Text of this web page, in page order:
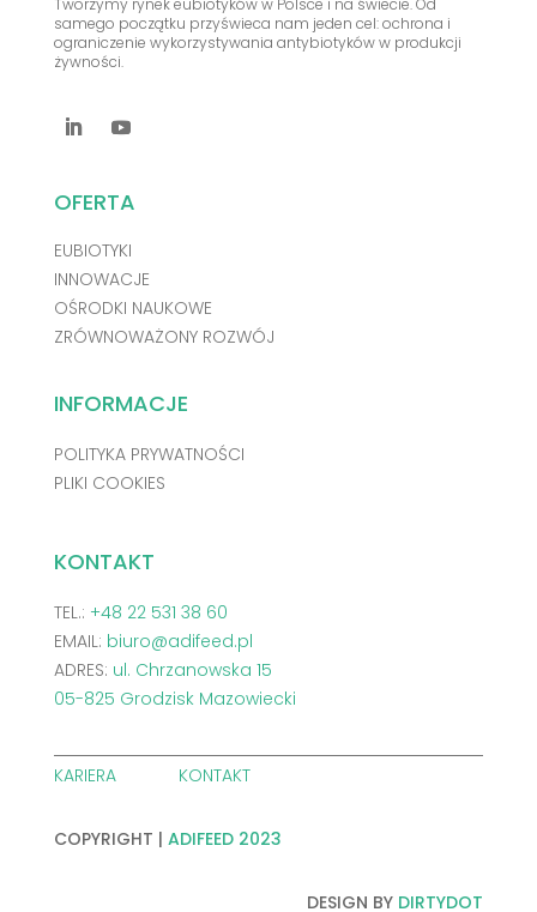
Tworzymy rynek eubiotyków w Polsce i na świecie. Od
samego początku przyświeca nam jeden cel: ochrona i
ograniczenie wykorzystywania antybiotyków w produkcji
żywności.
OFERTA
EUBIOTYKI
INNOWACJE
OŚRODKI NAUKOWE
ZRÓWNOWAŻONY ROZWÓJ
INFORMACJE
POLITYKA PRYWATNOŚCI
PLIKI COOKIES
KONTAKT
TEL.: +48 22 531 38 60
EMAIL: biuro@adifeed.pl
ADRES: ul. Chrzanowska 15
05-825 Grodzisk Mazowiecki
KARIERA KONTAKT
COPYRIGHT | ADIFEED 2023
DESIGN BY DIRTYDOT